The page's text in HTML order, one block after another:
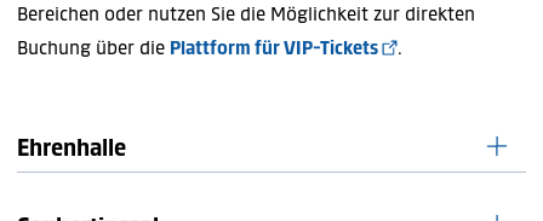
Bereichen oder nutzen Sie die Möglichkeit zur direkten
Buchung über die Plattform für VIP-Tickets .
Ehrenhalle